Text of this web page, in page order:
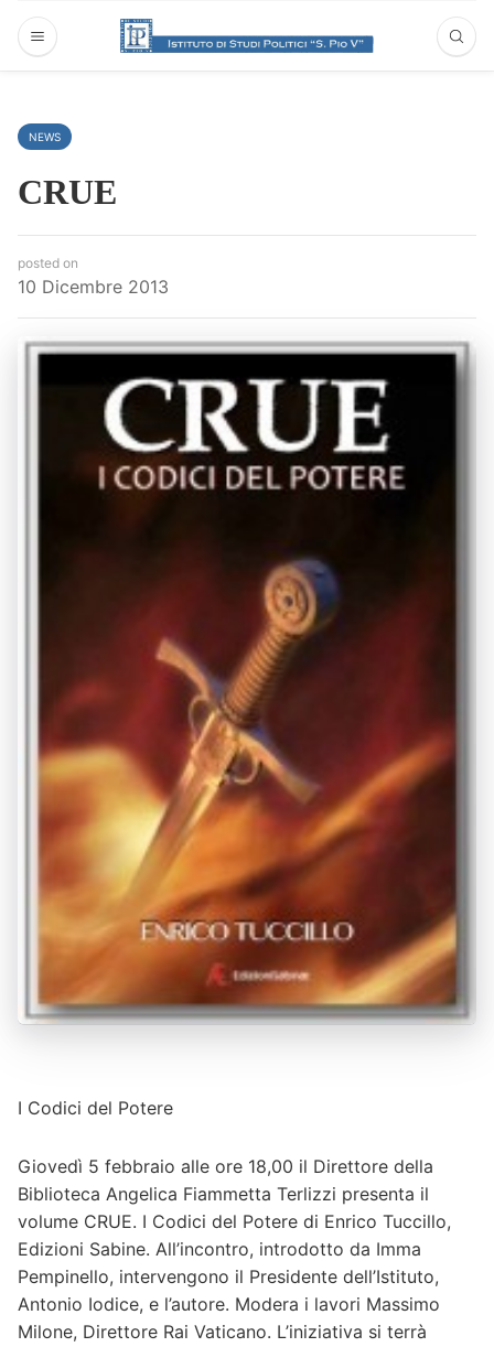
NEWS
CRUE
posted on
10 Dicembre 2013
I Codici del Potere
Giovedì 5 febbraio alle ore 18,00 il Direttore della
Biblioteca Angelica Fiammetta Terlizzi presenta il
volume CRUE. I Codici del Potere di Enrico Tuccillo,
Edizioni Sabine. All’incontro, introdotto da Imma
Pempinello, intervengono il Presidente dell’Istituto,
Antonio Iodice, e l’autore. Modera i lavori Massimo
Milone, Direttore Rai Vaticano. L’iniziativa si terrà